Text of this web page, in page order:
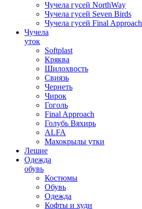
Чучела гусей NorthWay
Чучела гусей Seven Birds
Чучела гусей Final Approach
Чучела
уток
Softplast
Кряква
Шилохвость
Свиязь
Чернеть
Чирок
Гоголь
Final Approach
Голубь Вяхирь
ALFA
Махокрылы утки
Лешие
Одежда
обувь
Костюмы
Обувь
Одежда
Кофты и худи